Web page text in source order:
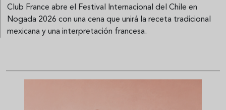
Club France abre el Festival Internacional del Chile en
Nogada 2026 con una cena que unirá la receta tradicional
mexicana y una interpretación francesa.